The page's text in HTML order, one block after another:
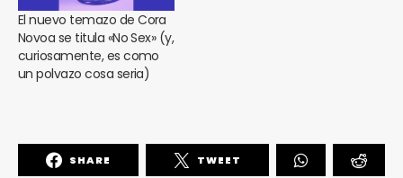
El nuevo temazo de Cora
Novoa se titula «No Sex» (y,
curiosamente, es como
un polvazo cosa seria)
SHARE TWEET